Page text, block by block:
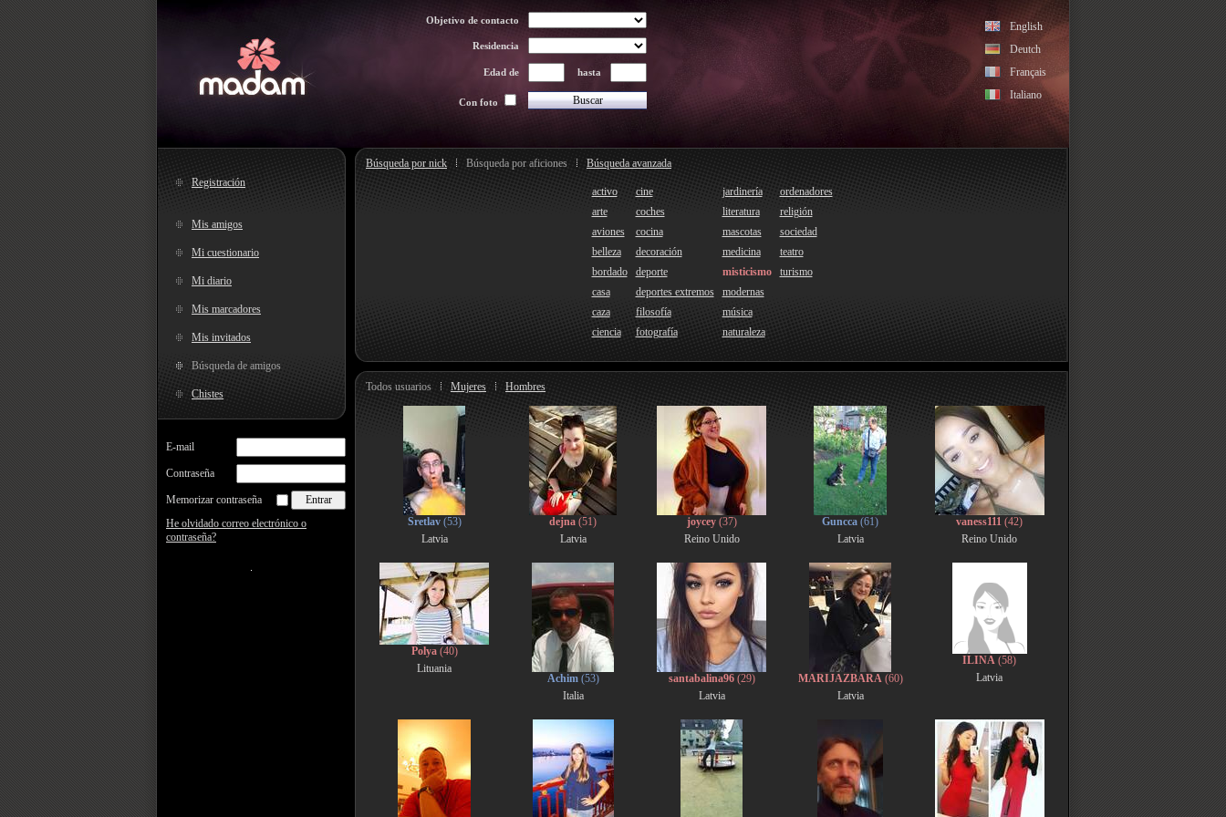
Objetivo de contacto
Residencia
Edad de hasta
Con foto
English
Deutch
Français
Italiano
Registración
Mis amigos
Mi cuestionario
Mi diario
Mis marcadores
Mis invitados
Búsqueda de amigos
Chistes
E-mail
Contraseña
Memorizar contraseña
He olvidado correo electrónico o
contraseña?
Búsqueda por nick Búsqueda por aficiones Búsqueda avanzada
activo
arte
aviones
belleza
bordado
casa
caza
ciencia
cine
coches
cocina
decoración
deporte
deportes extremos
filosofía
fotografía
jardinería
literatura
mascotas
medicina
misticismo
modernas
música
naturaleza
ordenadores
religión
sociedad
teatro
turismo
Todos usuarios Mujeres Hombres
Sretlav(53)
Latvia
dejna (51)
Latvia
joycey(37)
Reino Unido
Guncca (61)
Latvia
vaness111 (42)
Reino Unido
Polya(40)
Lituania
Achim(53)
Italia
santabalina96(29)
Latvia
MARIJAZBARA(60)
Latvia
ILINA (58)
Latvia